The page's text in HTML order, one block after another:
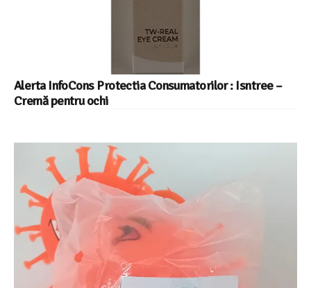
Alerta InfoCons Protectia Consumatorilor : Isntree –
Cremă pentru ochi